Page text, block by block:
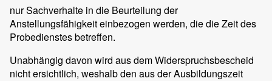
nur Sachverhalte in die Beurteilung der
Anstellungsfähigkeit einbezogen werden, die die Zeit des
Probedienstes betreffen.
Unabhängig davon wird aus dem Widerspruchsbescheid
nicht ersichtlich, weshalb den aus der Ausbildungszeit